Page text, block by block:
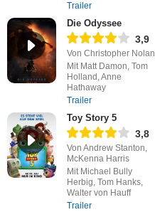
Trailer
Die Odyssee
3,9
Von Christopher Nolan
Mit Matt Damon, Tom
Holland, Anne
Hathaway
Trailer
Toy Story 5
3,8
Von Andrew Stanton,
McKenna Harris
Mit Michael Bully
Herbig, Tom Hanks,
Walter von Hauff
Trailer